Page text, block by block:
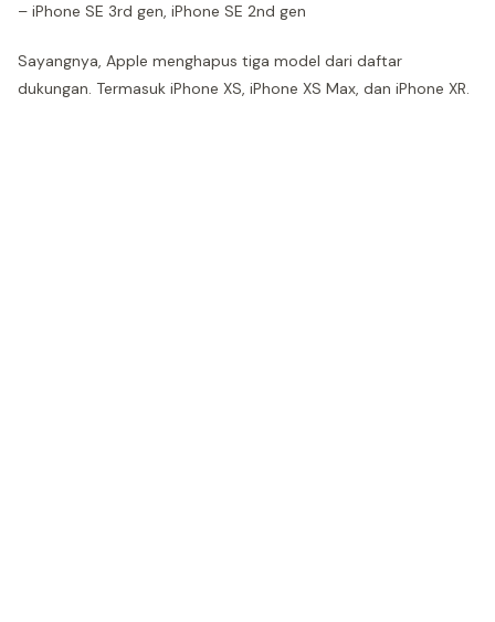
– iPhone SE 3rd gen, iPhone SE 2nd gen
Sayangnya, Apple menghapus tiga model dari daftar
dukungan. Termasuk iPhone XS, iPhone XS Max, dan iPhone XR.